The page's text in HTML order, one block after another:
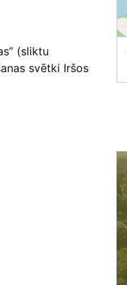
(sliktu
svētki Iršos